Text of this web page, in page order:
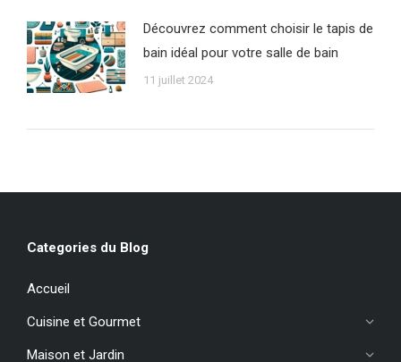
Découvrez comment choisir le tapis de
bain idéal pour votre salle de bain
11 juillet 2024
Categories du Blog
Accueil
Cuisine et Gourmet
Maison et Jardin